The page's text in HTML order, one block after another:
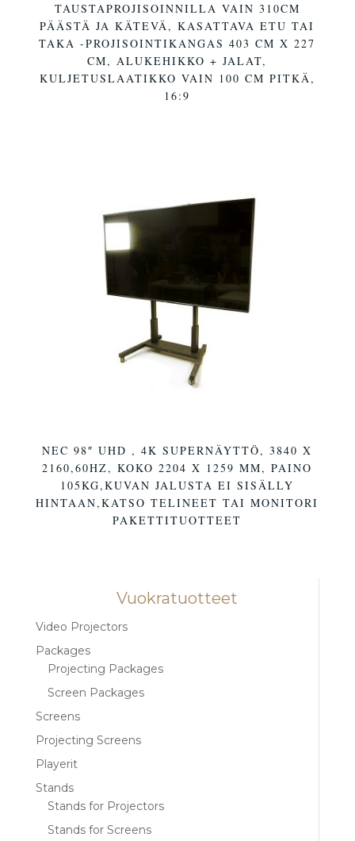
TAUSTAPROJISOINNILLA VAIN 310CM
PÄÄSTÄ JA KÄTEVÄ, KASATTAVA ETU TAI
TAKA -PROJISOINTIKANGAS 403 CM X 227
CM, ALUKEHIKKO + JALAT,
KULJETUSLAATIKKO VAIN 100 CM PITKÄ,
16:9
NEC 98″ UHD , 4K SUPERNÄYTTÖ, 3840 X
2160,60HZ, KOKO 2204 X 1259 MM, PAINO
105KG,KUVAN JALUSTA EI SISÄLLY
HINTAAN,KATSO TELINEET TAI MONITORI
PAKETTITUOTTEET
Vuokratuotteet
Video Projectors
Packages
Projecting Packages
Screen Packages
Screens
Projecting Screens
Playerit
Stands
Stands for Projectors
Stands for Screens